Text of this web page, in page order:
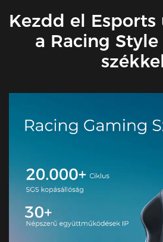
Kezdd el
a Racing